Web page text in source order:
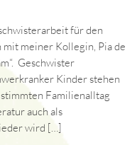
für den
mit meiner Kollegin, Pia de
Geschwister
Kinder stehen
Familienalltag
auch als
wird […]